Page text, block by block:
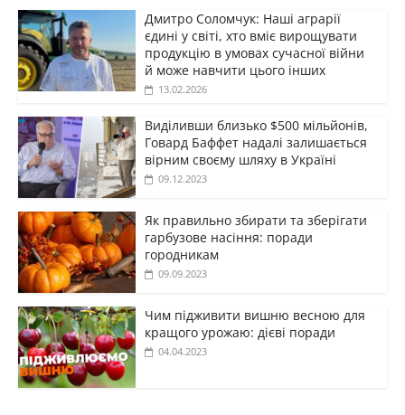
Дмитро Соломчук: Наші аграрії
єдині у світі, хто вміє вирощувати
продукцію в умовах сучасної війни
й може навчити цього інших
13.02.2026
Виділивши близько $500 мільйонів,
Говард Баффет надалі залишається
вірним своєму шляху в Україні
09.12.2023
Як правильно збирати та зберігати
гарбузове насіння: поради
городникам
09.09.2023
Чим підживити вишню весною для
кращого урожаю: дієві поради
04.04.2023